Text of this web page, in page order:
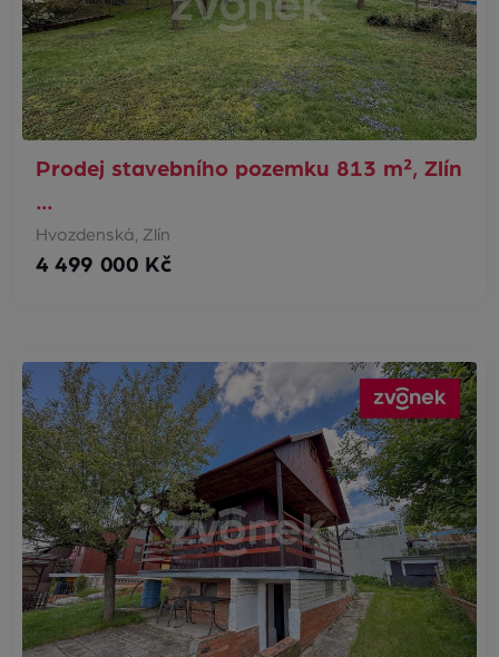
Prodej stavebního pozemku 813 m², Zlín
…
Hvozdenská, Zlín
4 499 000 Kč